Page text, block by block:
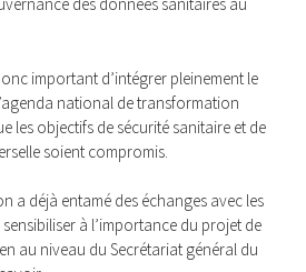
important d’intégrer pleinement le
national de transformation
les objectifs de sécurité sanitaire et de
soient compromis.
a déjà entamé des échanges avec les
à l’importance du projet de
au niveau du Secrétariat général du